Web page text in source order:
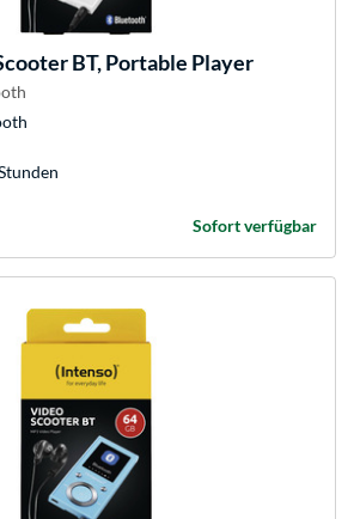
BT, Portable Player
Sofort verfügbar